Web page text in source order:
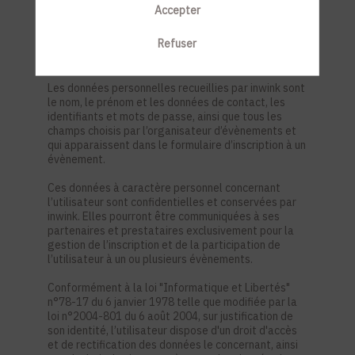
s’inscrire à un évènement, d’accéder au site d’un
relatives à l’organisation pratique et logistique d’un
Les données personnelles recueillies par inwink sont
le nom, le prénom et les données de contact, les
identifiants et mots de passe, ainsi que tous les
champs choisis par l’organisateur d’évènements et
qui apparaissent dans le formulaire d’inscription à un
évènement.
Ces données à caractère personnel concernant
l’utilisateur sont confidentielles et conservées par
inwink. Elles pourront être communiquées à ses
partenaires et prestataires exclusivement pour la
gestion de l’inscription et de la participation de
l’utilisateur à un ou plusieurs évènements.
Conformément à la loi "Informatique et Libertés"
n°78-17 du 6 janvier 1978 telle que modifiée par la
loi n°2004-801 du 6 août 2004, sur justification de
son identité, l’utilisateur dispose d'un droit d'accès
et de rectification des données le concernant, ainsi
Accepter
Refuser